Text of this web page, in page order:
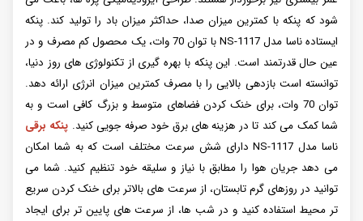
شود که پنکه با کمترین میزان صدا، حداکثر میزان باد را تولید کند. پنکه
ایستاده ناسا مدل NS-1117 با توان 70 وات، یک محصول کم مصرف و در
عین حال قدرتمند است. این پنکه با بهره گیری از تکنولوژی های روز دنیا،
توانسته است بازدهی بالایی را با مصرف کمترین میزان انرژی ارائه دهد.
توان 70 وات، برای خنک کردن فضاهای متوسط و بزرگ کافی است و به
شما کمک می کند تا در هزینه های برق خود صرفه جویی کنید. پنکه برقی
ناسا مدل NS-1117 دارای شش سرعت مختلف است که به شما امکان
می دهد جریان هوا را مطابق با نیاز و سلیقه خود تنظیم کنید. شما می
توانید در روزهای گرم تابستان، از سرعت های بالاتر برای خنک کردن سریع
تر محیط استفاده کنید و در شب ها، از سرعت های پایین تر برای ایجاد